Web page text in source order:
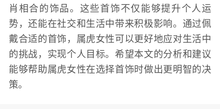
肖相合的饰品。这些首饰不仅能够提升个人运
势，还能在社交和生活中带来积极影响。通过佩
戴合适的首饰，属虎女性可以更好地应对生活中
的挑战，实现个人目标。希望本文的分析和建议
能够帮助属虎女性在选择首饰时做出更明智的决
策。